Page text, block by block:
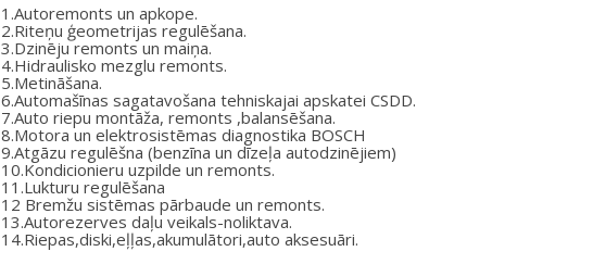
1.Autoremonts un apkope.
2.Riteņu ģeometrijas regulēšana.
3.Dzinēju remonts un maiņa.
4.Hidraulisko mezglu remonts.
5.Metināšana.
6.Automašīnas sagatavošana tehniskajai apskatei CSDD.
7.Auto riepu montāža, remonts ,balansēšana.
8.Motora un elektrosistēmas diagnostika BOSCH
9.Atgāzu regulēšna (benzīna un dīzeļa autodzinējiem)
10.Kondicionieru uzpilde un remonts.
11.Lukturu regulēšana
12 Bremžu sistēmas pārbaude un remonts.
13.Autorezerves daļu veikals-noliktava.
14.Riepas,diski,eļļas,akumulātori,auto aksesuāri.